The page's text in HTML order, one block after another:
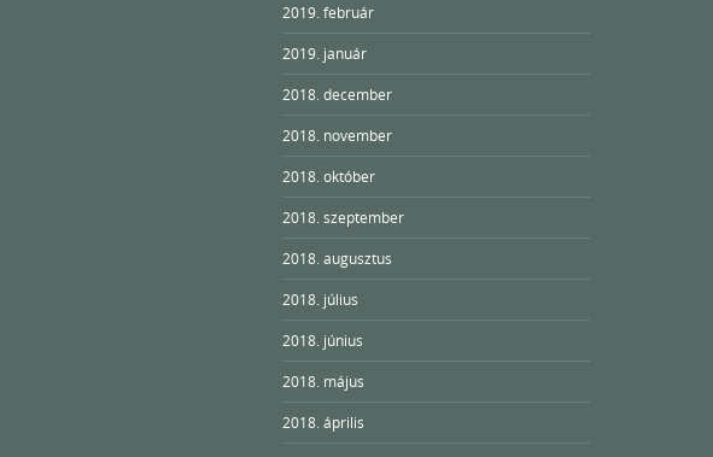
2019. február
2019. január
2018. december
2018. november
2018. október
2018. szeptember
2018. augusztus
2018. július
2018. június
2018. május
2018. április